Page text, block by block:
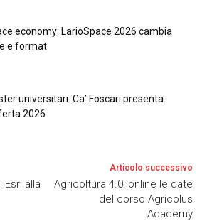
economy: LarioSpace 2026 cambia
e format
universitari: Ca’ Foscari presenta
2026
Esri alla
Articolo successivo
Agricoltura 4.0: online le date
del corso Agricolus
Academy